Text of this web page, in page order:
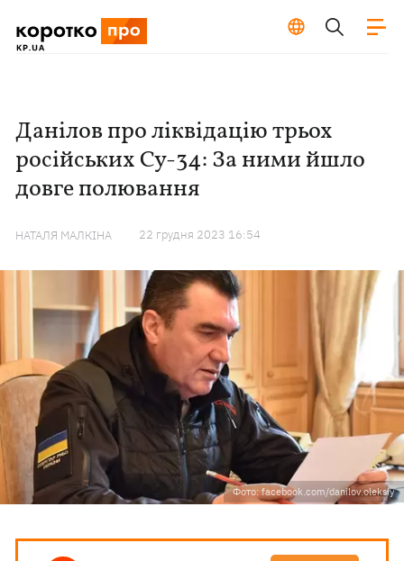
Данілов про ліквідацію трьох
російських Су-34: За ними йшло
довге полювання
НАТАЛЯ МАЛКІНА 22 грудня 2023 16:54
Фото: facebook.com/danilov.oleksiy